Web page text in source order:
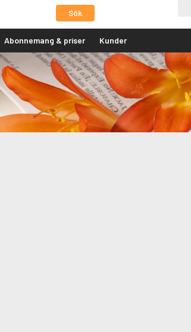
Sök
Abonnemang & priser Kunder